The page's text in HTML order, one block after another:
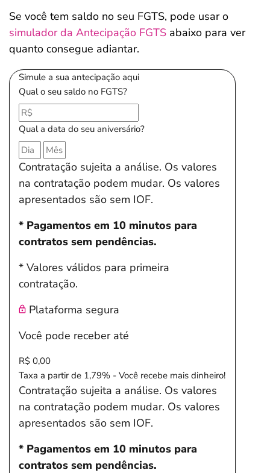
Se você tem saldo no seu FGTS, pode usar o
simulador da Antecipação FGTS abaixo para ver
quanto consegue adiantar.
Simule a sua antecipação aqui
Qual o seu saldo no FGTS?
Qual a data do seu aniversário?
Contratação sujeita a análise. Os valores
na contratação podem mudar. Os valores
apresentados são sem IOF.
* Pagamentos em 10 minutos para
contratos sem pendências.
* Valores válidos para primeira
contratação.
Plataforma segura
Você pode receber até
R$ 0,00
Taxa a partir de 1,79% - Você recebe mais dinheiro!
Contratação sujeita a análise. Os valores
na contratação podem mudar. Os valores
apresentados são sem IOF.
* Pagamentos em 10 minutos para
contratos sem pendências.